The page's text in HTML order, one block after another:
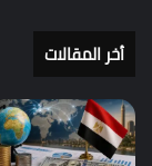
أخر المقالات